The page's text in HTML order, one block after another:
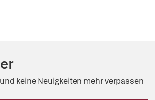
keine Neuigkeiten mehr verpassen